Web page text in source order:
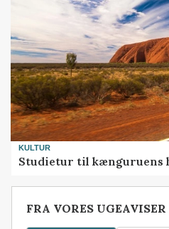
KULTUR
Studietur til kænguruens
FRA VORES UGEAVISER